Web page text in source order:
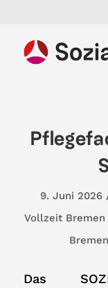
9. Juni 2026
Vollzeit
Das